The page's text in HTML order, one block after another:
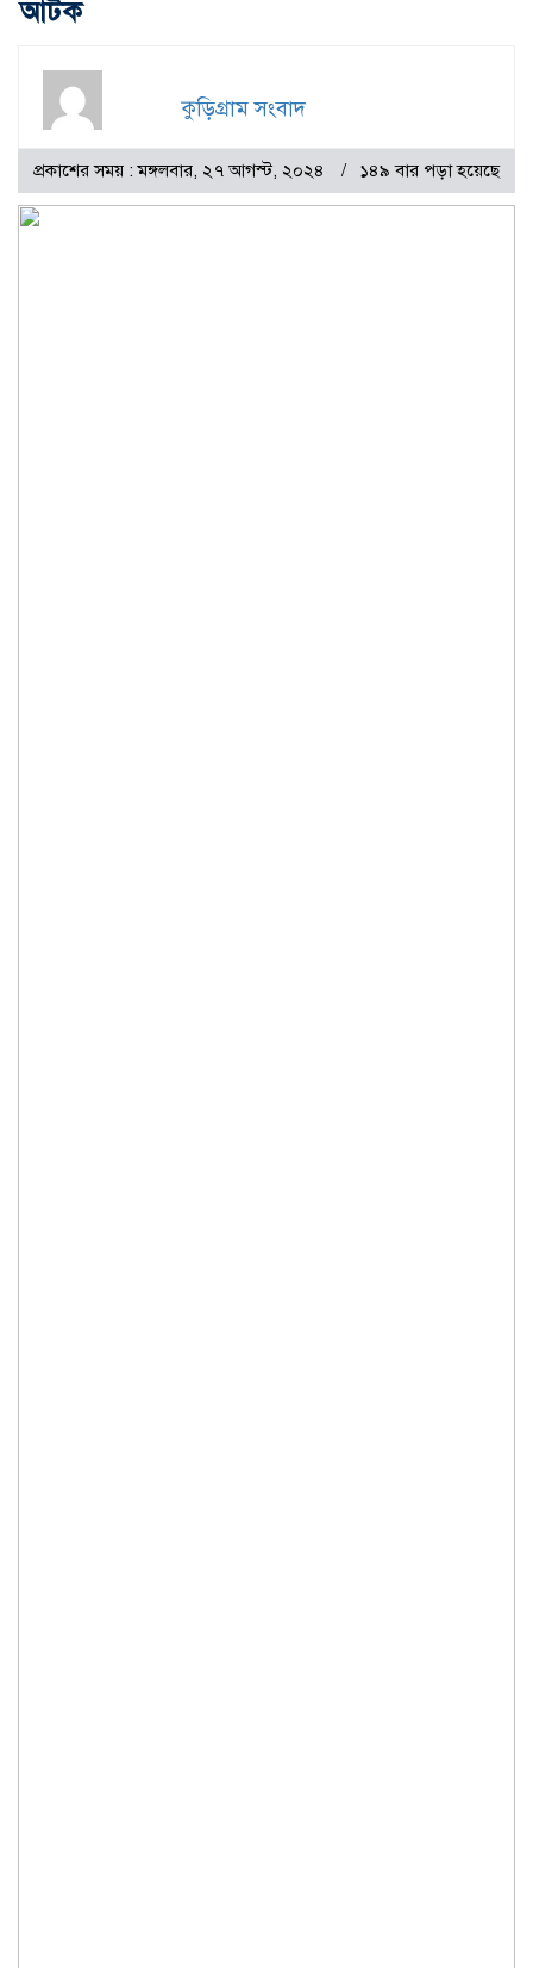
আটক
কুড়িগ্রাম সংবাদ
প্রকাশের সময় : মঙ্গলবার, ২৭ আগস্ট, ২০২৪ ১৪৯ বার পড়া হয়েছে